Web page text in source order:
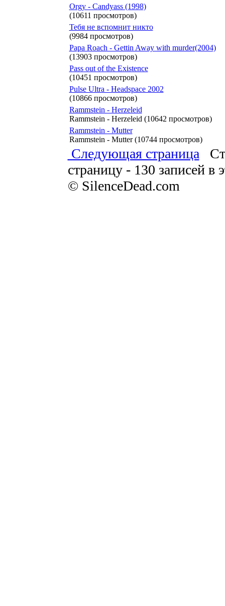
Orgy - Candyass (1998)
(10611 просмотров)
Тебя не вспомнит никто
(9984 просмотров)
Papa Roach - Gettin Away with murder(2004)
(13903 просмотров)
Pass out of the Existence
(10451 просмотров)
Pulse Ultra - Headspace 2002
(10866 просмотров)
Rammstein - Herzeleid
Rammstein - Herzeleid (10642 просмотров)
Rammstein - Mutter
Rammstein - Mutter (10744 просмотров)
Следующая страница
страницу - 130 записей в
© SilenceDead.com